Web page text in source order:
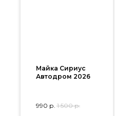
Майка Сириус
Автодром 2026
990 р. 1 500 р.